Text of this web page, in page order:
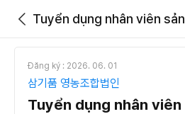
Tuyển dụng nhân viên
Đăng ký : 2026. 06. 01
삼기품 영농조합법인
Tuyển dụng nhân